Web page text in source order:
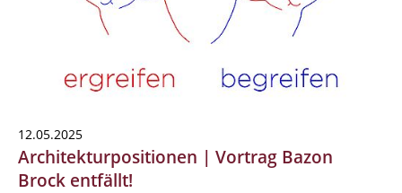
12.05.2025
Architekturpositionen | Vortrag Bazon
Brock entfällt!